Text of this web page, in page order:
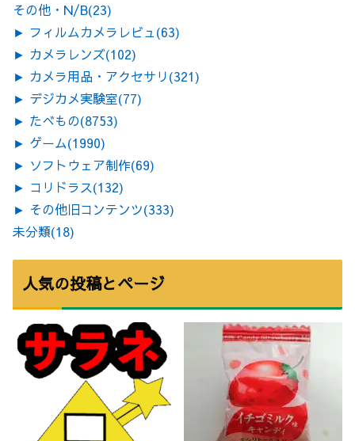
その他・N/B(23)
► フィルムカメラレビュ(63)
► カメラレンズ(102)
► カメラ用品・アクセサリ(321)
► デジカメ実験室(77)
► たべもの(8753)
► ゲーム(1990)
► ソフトウェア制作(69)
► コリドラス(132)
► その他旧コンテンツ(333)
未分類(18)
人気の投稿とページ